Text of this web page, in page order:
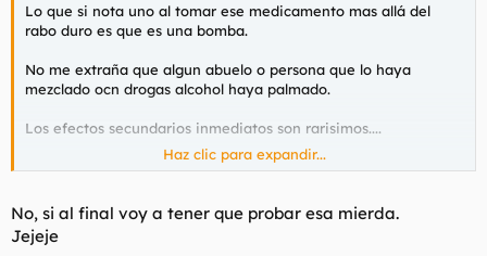
Lo que si nota uno al tomar ese medicamento mas allá del
rabo duro es que es una bomba.
No me extraña que algun abuelo o persona que lo haya
mezclado ocn drogas alcohol haya palmado.
Los efectos secundarios inmediatos son rarisimos....
Pero ahi tenemos a pfizer que ganó 1400 millones de dólares
Haz clic para expandir...
No, si al final voy a tener que probar esa mierda.
Jejeje